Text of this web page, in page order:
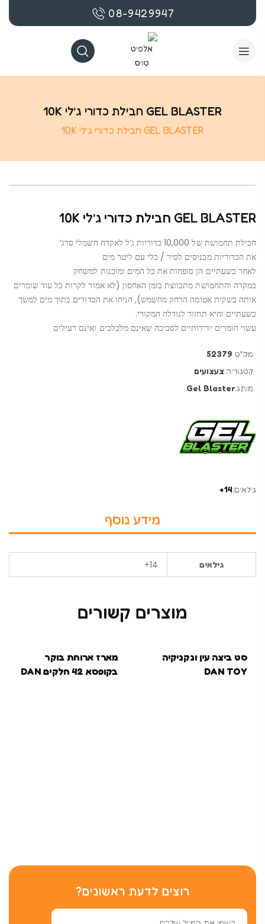
08-9429947
GEL BLASTER חבילת כדורי ג’לי 10K
GEL BLASTER חבילת כדורי ג’לי 10K
GEL BLASTER חבילת כדורי ג’לי 10K
חבילת תחמושת של 10,000 כדוריות ג’ל לאקדח חשמלי סרג’
את הכדוריות מכניסים לסיר / כלי עם ליטר מים
לאחר כשעתיים הן סופחות את כל המים ומוכנות למשחק
במקרה והתחמושת מתכווצת בזמן האחסון (לא אמור לקרות כל עוד שומרים
אותה בשקית אטומה הרחק מהשמש), הניחו את הכדורים בתוך מים למשך
כשעתיים והיא תחזור לגודלה המקורי.
עשוי חומרים ידידותיים לסביבה שאינם מלכלכים ואינם רעילים
מק"ט 52379
קטגוריה:צעצועים
מותג:Gel Blaster
גילאים:14+
מידע נוסף
גילאים 14+
מוצרים קשורים
סט ביצה עין ונקניקיה
DAN TOY
מארז ארוחת בוקר
בקופסא 42 חלקים DAN
רוצים לדעת ראשונים?